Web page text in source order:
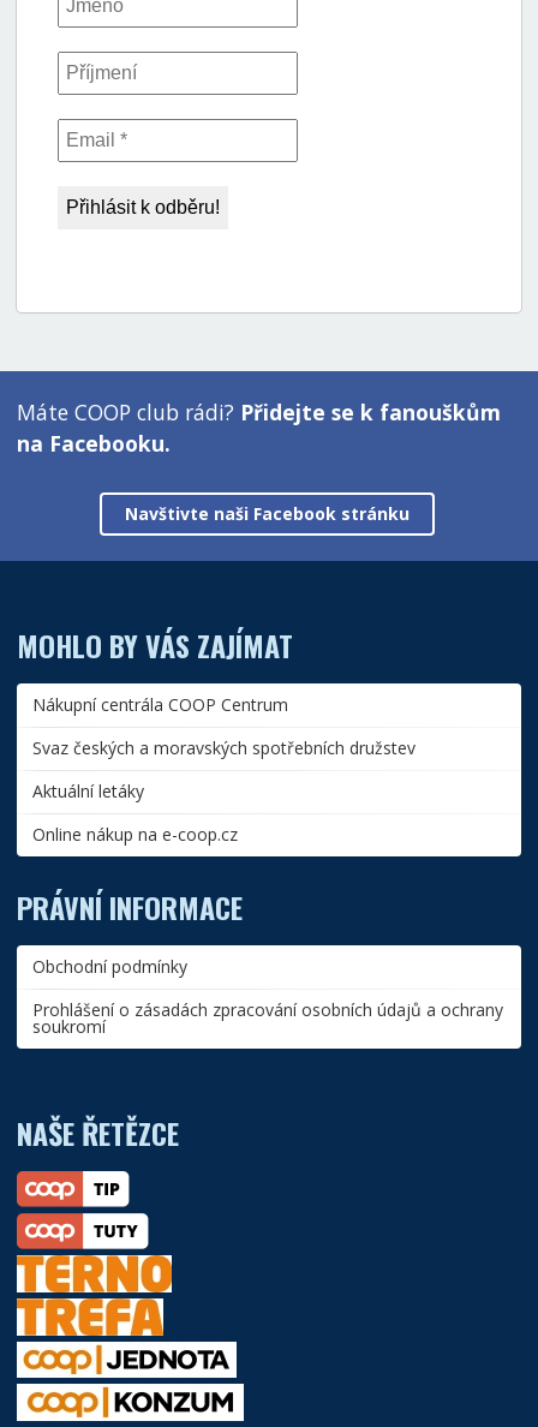
Máte COOP club rádi? Přidejte se k fanouškům
na Facebooku.
Navštivte naši Facebook stránku
MOHLO BY VÁS ZAJÍMAT
Nákupní centrála COOP Centrum
Svaz českých a moravských spotřebních družstev
Aktuální letáky
Online nákup na e-coop.cz
PRÁVNÍ INFORMACE
Obchodní podmínky
Prohlášení o zásadách zpracování osobních údajů a ochrany
soukromí
NAŠE ŘETĚZCE